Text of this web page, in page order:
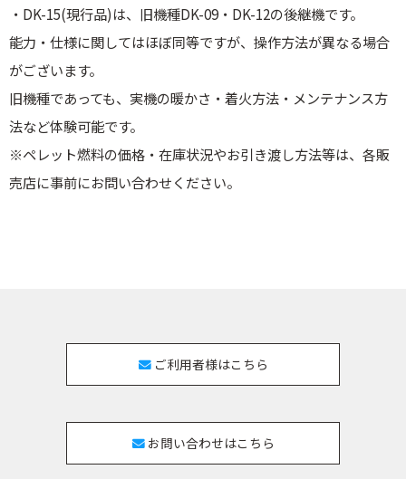
・DK-15(現行品)は、旧機種DK-09・DK-12の後継機です。
能力・仕様に関してはほぼ同等ですが、操作方法が異なる場合
がございます。
旧機種であっても、実機の暖かさ・着火方法・メンテナンス方
法など体験可能です。
※ペレット燃料の価格・在庫状況やお引き渡し方法等は、各販
売店に事前にお問い合わせください。
ご利用者様はこちら
お問い合わせはこちら